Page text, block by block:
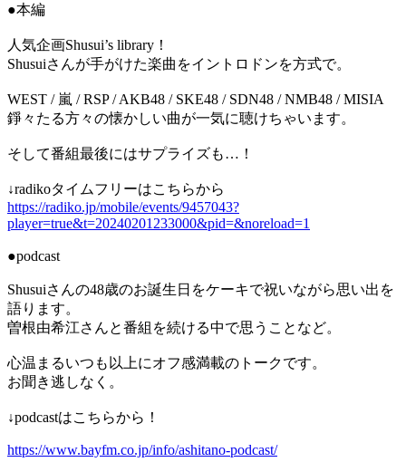
●本編
人気企画Shusui’s library！
Shusuiさんが手がけた楽曲をイントロドンを方式で。
WEST / 嵐 / RSP / AKB48 / SKE48 / SDN48 / NMB48 / MISIA
錚々たる方々の懐かしい曲が一気に聴けちゃいます。
そして番組最後にはサプライズも…！
↓radikoタイムフリーはこちらから
https://radiko.jp/mobile/events/9457043?
player=true&t=20240201233000&pid=&noreload=1
●podcast
Shusuiさんの48歳のお誕生日をケーキで祝いながら思い出を
語ります。
曽根由希江さんと番組を続ける中で思うことなど。
心温まるいつも以上にオフ感満載のトークです。
お聞き逃しなく。
↓podcastはこちらから！
https://www.bayfm.co.jp/info/ashitano-podcast/